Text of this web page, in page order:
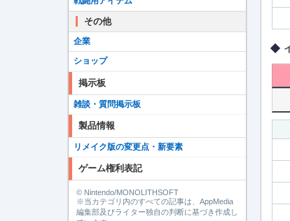
その他
企業
ショップ
掲示板
雑談・質問掲示板
製品情報
リメイク版の変更点・新要素
ゲーム権利表記
© Nintendo/MONOLITHSOFT
※当カテゴリ内のすべての記事は、AppMedia
編集部及びライター独自の判断に基づき作成し